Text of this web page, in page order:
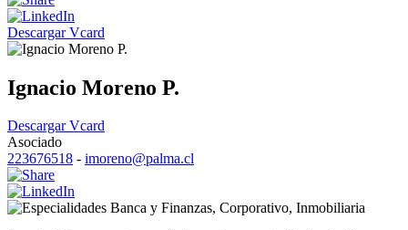
Descargar Vcard
Ignacio Moreno P.
Descargar Vcard
Asociado
223676518 - imoreno@palma.cl
Banca y Finanzas, Corporativo, Inmobiliaria